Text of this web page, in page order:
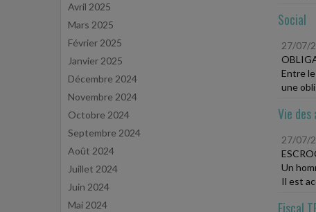
Avril 2025
Mars 2025
Février 2025
Janvier 2025
Décembre 2024
Novembre 2024
Octobre 2024
Septembre 2024
Août 2024
Juillet 2024
Juin 2024
Mai 2024
Social
27/07/
Entre
une
Vie
27/07/
Un
Il est
Fiscal